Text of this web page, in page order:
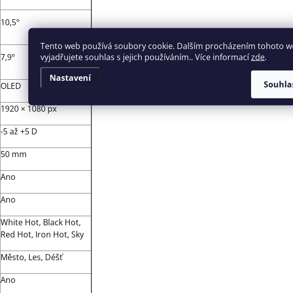
Tento web používá soubory cookie. Dalším procházením tohoto
vyjadřujete souhlas s jejich používáním.. Více informacízde.
Nastavení
10,5°
7,9°
OLED
1920 × 1080 px
-5 až +5 D
50 mm
Ano
Ano
White Hot, Black Hot,
Red Hot, Iron Hot, Sky
Město, Les, Déšť
Ano